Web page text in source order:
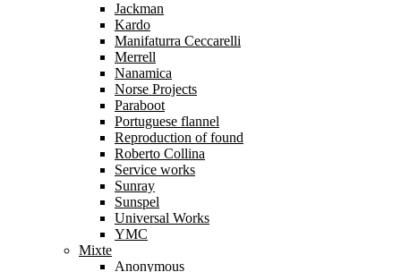
Jackman
Kardo
Manifaturra Ceccarelli
Merrell
Nanamica
Norse Projects
Paraboot
Portuguese flannel
Reproduction of found
Roberto Collina
Service works
Sunray
Sunspel
Universal Works
YMC
Mixte
Anonymous